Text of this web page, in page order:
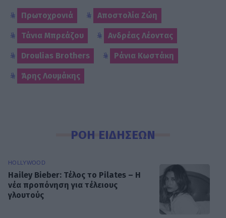
Πρωτοχρονιά Αποστολία Ζώη
Τάνια Μπρεάζου Ανδρέας Λέοντας
Droulias Brothers Ράνια Κωστάκη
Άρης Λουμάκης
ΡΟΗ ΕΙΔΗΣΕΩΝ
HOLLYWOOD
Hailey Bieber: Τέλος το Pilates – Η
νέα προπόνηση για τέλειους
γλουτούς